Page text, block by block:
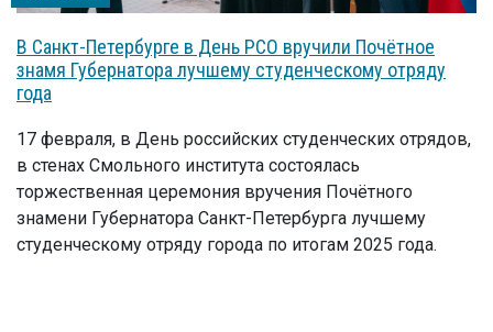
В Санкт-Петербурге в День РСО вручили Почётное
знамя Губернатора лучшему студенческому отряду
года
17 февраля, в День российских студенческих отрядов,
в стенах Смольного института состоялась
торжественная церемония вручения Почётного
знамени Губернатора Санкт-Петербурга лучшему
студенческому отряду города по итогам 2025 года.